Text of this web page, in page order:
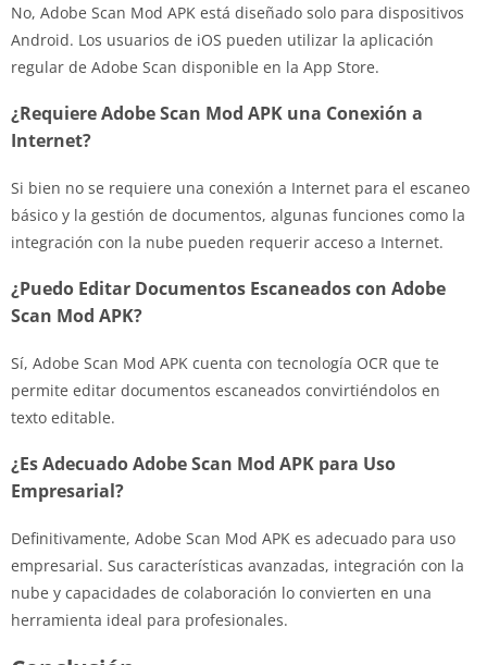
No, Adobe Scan Mod APK está diseñado solo para dispositivos
Android. Los usuarios de iOS pueden utilizar la aplicación
regular de Adobe Scan disponible en la App Store.
¿Requiere Adobe Scan Mod APK una Conexión a
Internet?
Si bien no se requiere una conexión a Internet para el escaneo
básico y la gestión de documentos, algunas funciones como la
integración con la nube pueden requerir acceso a Internet.
¿Puedo Editar Documentos Escaneados con Adobe
Scan Mod APK?
Sí, Adobe Scan Mod APK cuenta con tecnología OCR que te
permite editar documentos escaneados convirtiéndolos en
texto editable.
¿Es Adecuado Adobe Scan Mod APK para Uso
Empresarial?
Definitivamente, Adobe Scan Mod APK es adecuado para uso
empresarial. Sus características avanzadas, integración con la
nube y capacidades de colaboración lo convierten en una
herramienta ideal para profesionales.